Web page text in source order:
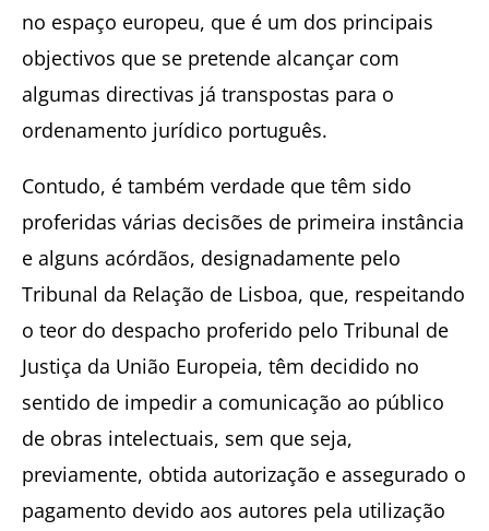
no espaço europeu, que é um dos principais
objectivos que se pretende alcançar com
algumas directivas já transpostas para o
ordenamento jurídico português.
Contudo, é também verdade que têm sido
proferidas várias decisões de primeira instância
e alguns acórdãos, designadamente pelo
Tribunal da Relação de Lisboa, que, respeitando
o teor do despacho proferido pelo Tribunal de
Justiça da União Europeia, têm decidido no
sentido de impedir a comunicação ao público
de obras intelectuais, sem que seja,
previamente, obtida autorização e assegurado o
pagamento devido aos autores pela utilização